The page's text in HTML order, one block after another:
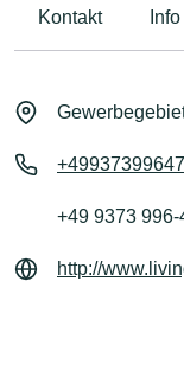
Kontakt Info
+49937399647
+49 9373 996-
http://